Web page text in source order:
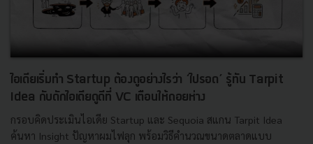
ไอเดียเริ่มทำ Startup ต้องดูอย่างไรว่า ‘ไปรอด’ รู้ทัน Tarpit
Idea กับดักไอเดียดูดีที่ VC เตือนให้ถอยห่าง
กรอบคิดประเมินไอเดีย Startup และ Sequoia สแกน Tarpit Idea
ค้นหา Insight ปัญหาผมไฟลุก พร้อมวิธีคำนวณขนาดตลาดแบบ